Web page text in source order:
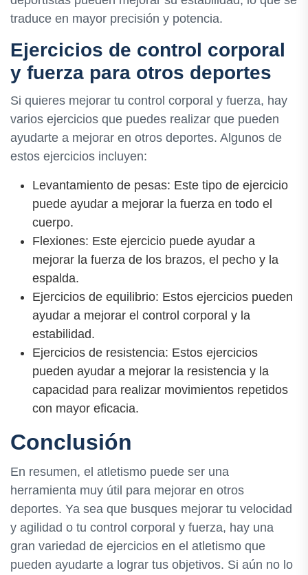
traduce en mayor precisión y potencia.
Ejercicios de control corporal
y fuerza para otros deportes
Si quieres mejorar tu control corporal y fuerza, hay
varios ejercicios que puedes realizar que pueden
ayudarte a mejorar en otros deportes. Algunos de
estos ejercicios incluyen:
Levantamiento de pesas: Este tipo de ejercicio
puede ayudar a mejorar la fuerza en todo el
cuerpo.
Flexiones: Este ejercicio puede ayudar a
mejorar la fuerza de los brazos, el pecho y la
espalda.
Ejercicios de equilibrio: Estos ejercicios pueden
ayudar a mejorar el control corporal y la
estabilidad.
Ejercicios de resistencia: Estos ejercicios
pueden ayudar a mejorar la resistencia y la
capacidad para realizar movimientos repetidos
con mayor eficacia.
Conclusión
En resumen, el atletismo puede ser una
herramienta muy útil para mejorar en otros
deportes. Ya sea que busques mejorar tu velocidad
y agilidad o tu control corporal y fuerza, hay una
gran variedad de ejercicios en el atletismo que
pueden ayudarte a lograr tus objetivos. Si aún no lo